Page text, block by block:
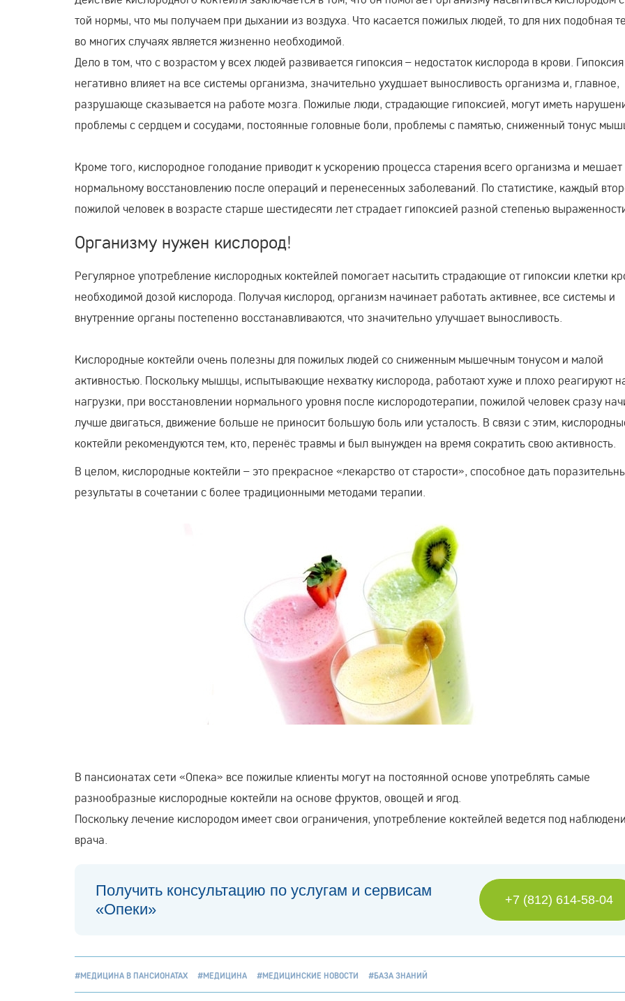
той нормы, что мы получаем при дыхании из воздуха. Что касается пожилых людей, то для них подобная
во многих случаях является жизненно необходимой.
Дело в том, что с возрастом у всех людей развивается гипоксия – недостаток кислорода в крови. Гипоксия
негативно влияет на все системы организма, значительно ухудшает выносливость организма и, главное,
разрушающе сказывается на работе мозга. Пожилые люди, страдающие гипоксией, могут иметь
проблемы с сердцем и сосудами, постоянные головные боли, проблемы с памятью, сниженный тонус
Кроме того, кислородное голодание приводит к ускорению процесса старения всего организма и мешает
нормальному восстановлению после операций и перенесенных заболеваний. По статистике, каждый
пожилой человек в возрасте старше шестидесяти лет страдает гипоксией разной степенью
Организму нужен кислород!
Регулярное употребление кислородных коктейлей помогает насытить страдающие от гипоксии клетки
необходимой дозой кислорода. Получая кислород, организм начинает работать активнее, все системы и
внутренние органы постепенно восстанавливаются, что значительно улучшает выносливость.
Кислородные коктейли очень полезны для пожилых людей со сниженным мышечным тонусом и малой
активностью. Поскольку мышцы, испытывающие нехватку кислорода, работают хуже и плохо реагируют
нагрузки, при восстановлении нормального уровня после кислородотерапии, пожилой человек сразу
лучше двигаться, движение больше не приносит большую боль или усталость. В связи с этим,
коктейли рекомендуются тем, кто, перенёс травмы и был вынужден на время сократить свою активность.
В целом, кислородные коктейли – это прекрасное «лекарство от старости», способное дать
результаты в сочетании с более традиционными методами терапии.
В пансионатах сети «Опека» все пожилые клиенты могут на постоянной основе употреблять самые
разнообразные кислородные коктейли на основе фруктов, овощей и ягод.
Поскольку лечение кислородом имеет свои ограничения, употребление коктейлей ведется под
врача.
Получить консультацию по услугам и сервисам
«Опеки»
+7 (812) 614-58-04
#МЕДИЦИНА В ПАНСИОНАТАХ #МЕДИЦИНА #МЕДИЦИНСКИЕ НОВОСТИ #БАЗА ЗНАНИЙ